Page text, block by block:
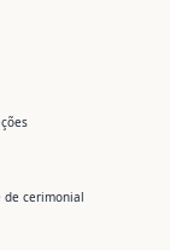
de cerimonial